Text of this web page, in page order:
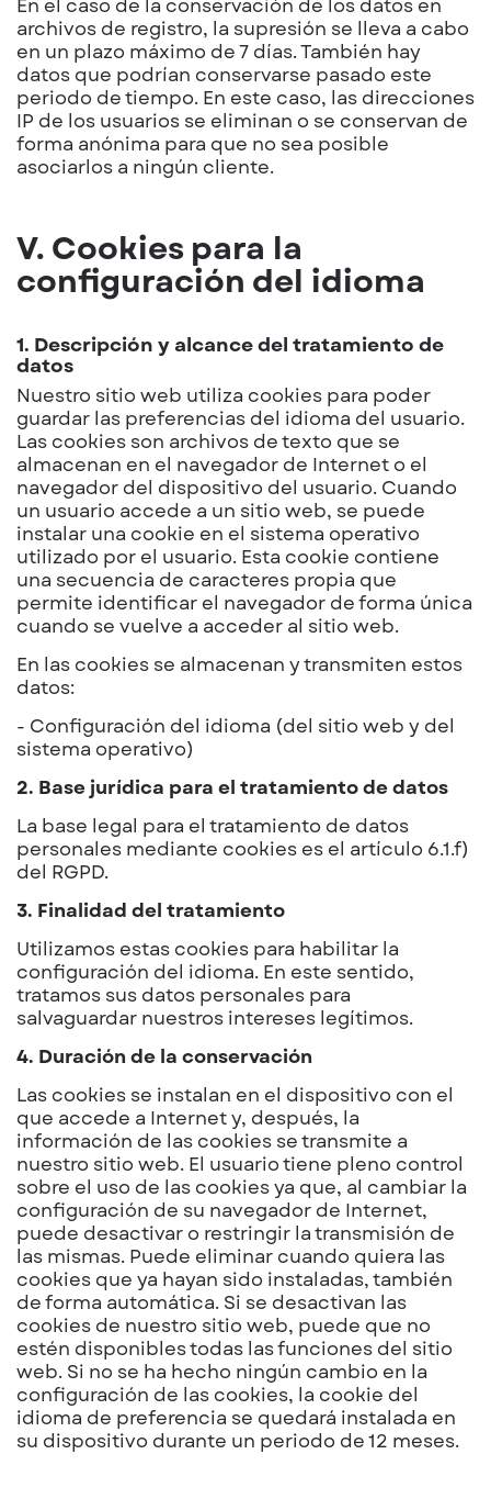
archivos de registro, la supresión se lleva a cabo
en un plazo máximo de 7 días. También hay
datos que podrían conservarse pasado este
periodo de tiempo. En este caso, las direcciones
IP de los usuarios se eliminan o se conservan de
forma anónima para que no sea posible
asociarlos a ningún cliente.
V. Cookies para la
configuración del idioma
1. Descripción y alcance del tratamiento de
datos
Nuestro sitio web utiliza cookies para poder
guardar las preferencias del idioma del usuario.
Las cookies son archivos de texto que se
almacenan en el navegador de Internet o el
navegador del dispositivo del usuario. Cuando
un usuario accede a un sitio web, se puede
instalar una cookie en el sistema operativo
utilizado por el usuario. Esta cookie contiene
una secuencia de caracteres propia que
permite identificar el navegador de forma única
cuando se vuelve a acceder al sitio web.
En las cookies se almacenan y transmiten estos
datos:
- Configuración del idioma (del sitio web y del
sistema operativo)
2. Base jurídica para el tratamiento de datos
La base legal para el tratamiento de datos
personales mediante cookies es el artículo 6.1.f)
del RGPD.
3. Finalidad del tratamiento
Utilizamos estas cookies para habilitar la
configuración del idioma. En este sentido,
tratamos sus datos personales para
salvaguardar nuestros intereses legítimos.
4. Duración de la conservación
Las cookies se instalan en el dispositivo con el
que accede a Internet y, después, la
información de las cookies se transmite a
nuestro sitio web. El usuario tiene pleno control
sobre el uso de las cookies ya que, al cambiar la
configuración de su navegador de Internet,
puede desactivar o restringir la transmisión de
las mismas. Puede eliminar cuando quiera las
cookies que ya hayan sido instaladas, también
de forma automática. Si se desactivan las
cookies de nuestro sitio web, puede que no
estén disponibles todas las funciones del sitio
web. Si no se ha hecho ningún cambio en la
configuración de las cookies, la cookie del
idioma de preferencia se quedará instalada en
su dispositivo durante un periodo de 12 meses.